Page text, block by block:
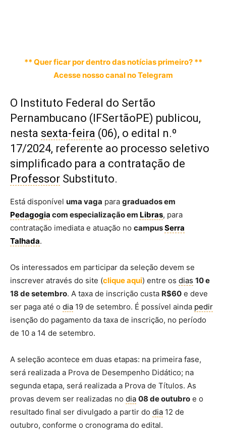
** Quer ficar por dentro das notícias primeiro? **
Acesse nosso canal no Telegram
O Instituto Federal do Sertão
Pernambucano (IFSertãoPE) publicou,
nesta sexta-feira (06), o edital n.º
17/2024, referente ao processo seletivo
simplificado para a contratação de
Professor Substituto.
Está disponível uma vaga para graduados em
Pedagogia com especialização em Libras, para
contratação imediata e atuação no campusSerra
Talhada.
Os interessados em participar da seleção devem se
inscrever através do site (clique aqui) entre os dias 10 e
18 de setembro. A taxa de inscrição custa R$60 e deve
ser paga até o dia 19 de setembro. É possível ainda pedir
isenção do pagamento da taxa de inscrição, no período
de 10 a 14 de setembro.
A seleção acontece em duas etapas: na primeira fase,
será realizada a Prova de Desempenho Didático; na
segunda etapa, será realizada a Prova de Títulos. As
provas devem ser realizadas no dia 08 de outubro e o
resultado final ser divulgado a partir do dia 12 de
outubro, conforme o cronograma do edital.